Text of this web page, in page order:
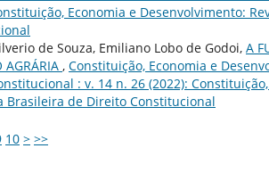
Economia e Desenvolvimento:
de Souza, Emiliano Lobo de Godoi, A
AGRÁRIA , Constituição, Economia e
: v. 14 n. 26 (2022):
Brasileira de Direito Constitucional
10 > >>